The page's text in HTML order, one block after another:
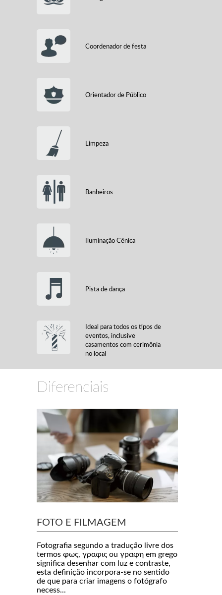
Coordenador de festa
Orientador de Público
Limpeza
Banheiros
Iluminação Cênica
Pista de dança
Ideal para todos os tipos de
eventos, inclusive
casamentos com cerimônia
no local
Diferenciais
FOTO E FILMAGEM
Fotografia segundo a tradução livre dos
termos φως, γραφις ou γραφη em grego
significa desenhar com luz e contraste,
esta definição incorpora-se no sentido
de que para criar imagens o fotógrafo
necess...